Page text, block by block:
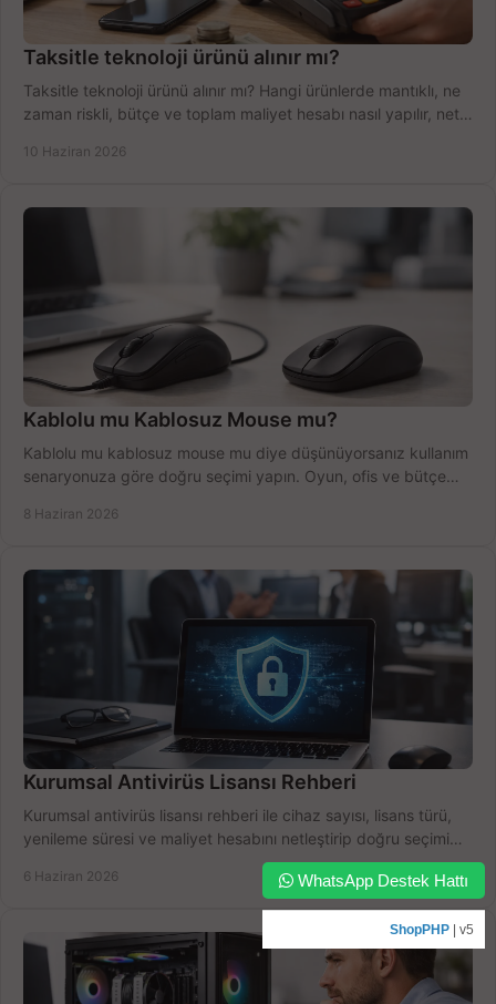
Taksitle teknoloji ürünü alınır mı?
Taksitle teknoloji ürünü alınır mı? Hangi ürünlerde mantıklı, ne
zaman riskli, bütçe ve toplam maliyet hesabı nasıl yapılır, net
10 Haziran 2026
Kablolu mu Kablosuz Mouse mu?
Kablolu mu kablosuz mouse mu diye düşünüyorsanız kullanım
senaryonuza göre doğru seçimi yapın. Oyun, ofis ve bütçe
8 Haziran 2026
Kurumsal Antivirüs Lisansı Rehberi
Kurumsal antivirüs lisansı rehberi ile cihaz sayısı, lisans türü,
yenileme süresi ve maliyet hesabını netleştirip doğru seçimi
6 Haziran 2026 WhatsApp Destek Hattı
ShopPHP | v5